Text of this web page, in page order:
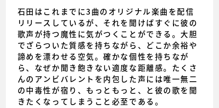
石田はこれまでに3曲のオリジナル楽曲を配信
リリースしているが、それを聞けばすぐに彼の
歌声が持つ魔性に気がつくことができる。大胆
でざらついた質感を持ちながら、どこか余裕や
諦めを漂わせる空気。確かな個性を持ちなが
ら、なぜか聞き飽きない適度な距離感。たくさ
んのアンビバレントを内包した声には唯一無二
の中毒性が宿り、もっともっと、と彼の歌を聞
きたくなってしまうこと必至である。